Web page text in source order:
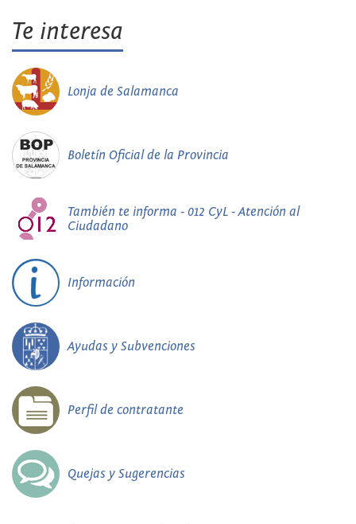
Te interesa
Lonja de Salamanca
Boletín Oficial de la Provincia
También te informa - 012 CyL - Atención al
Ciudadano
Información
Ayudas y Subvenciones
Perfil de contratante
Quejas y Sugerencias